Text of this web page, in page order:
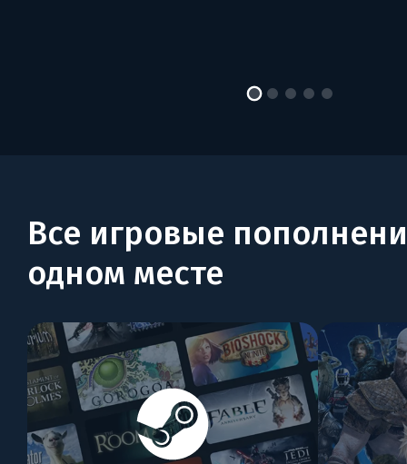
Все игровые
одном месте